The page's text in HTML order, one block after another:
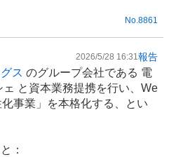
No.8861
2026/5/28 16:31報告
ス のグループ会社である 電
と資本業務提携を行い、We
事業」を本格化する、とい
：